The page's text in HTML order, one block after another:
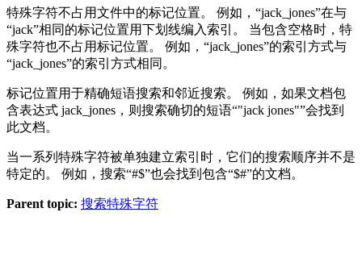
特殊字符不占用文件中的标记位置。 例如，“jack_jones”在与
“jack”相同的标记位置用下划线编入索引。 当包含空格时，特
殊字符也不占用标记位置。 例如，“jack_jones”的索引方式与
“jack_jones”的索引方式相同。
标记位置用于精确短语搜索和邻近搜索。 例如，如果文档包
含表达式 jack_jones，则搜索确切的短语“"jack jones"”会找到
此文档。
当一系列特殊字符被单独建立索引时，它们的搜索顺序并不是
特定的。 例如，搜索“#$”也会找到包含“$#”的文档。
Parent topic: 搜索特殊字符